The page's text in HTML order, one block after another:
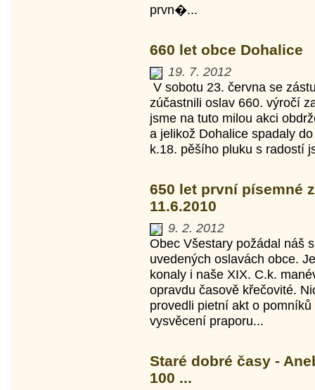
prvn�...
660 let obce Dohalice
19. 7. 2012
V sobotu 23. června se
zúčastnili oslav 660. výročí
jsme na tuto milou akci
a jelikož Dohalice spadaly
k.18. pěšího pluku s radostí
650 let první písemné
11.6.2010
9. 2. 2012
Obec Všestary požádal náš
uvedených oslavách obce.
konaly i naše XIX. C.k.
opravdu časově křečovité.
provedli pietní akt o
vysvěcení praporu...
Staré dobré časy -
100 ...